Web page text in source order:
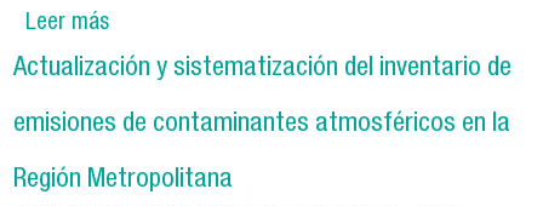
Leer mássobre Generación de antecedentes para la
regulación de emisiones atmosféricas del
sector industrial de la Región Metropolitana en
el marco de la nueva norma para el MP2,5
Actualización y sistematización del inventario de
emisiones de contaminantes atmosféricos en la
Región Metropolitana